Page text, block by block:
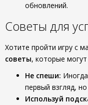
обновлений.
Советы для
Хотите пройти игру с
советы, которые
Не спеши:
первый взгляд,
Используй